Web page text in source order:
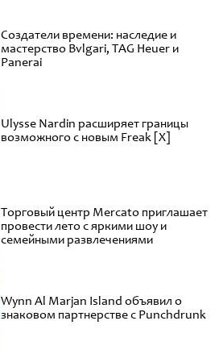
Создатели времени: наследие и
мастерство Bvlgari, TAG Heuer и
Panerai
Ulysse Nardin расширяет границы
возможного с новым Freak [X]
Торговый центр Mercato приглашает
провести лето с яркими шоу и
семейными развлечениями
Wynn Al Marjan Island объявил о
знаковом партнерстве с Punchdrunk